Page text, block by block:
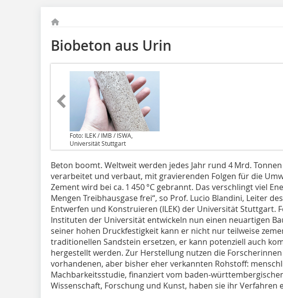
Biobeton aus Urin
Foto: ILEK / IMB / ISWA,
Universität Stuttgart
Beton boomt. Weltweit werden jedes Jahr rund 4 Mrd.
verarbeitet und verbaut, mit gravierenden Folgen für die
Zement wird bei ca. 1 450 °C gebrannt. Das verschlingt viel
Mengen Treibhausgase frei“, so Prof. Lucio Blandini, Leiter
Ent­werfen und Konstruieren (ILEK) der Universität Stuttgart.
Instituten der Universität entwickeln nun einen neuartigen
seiner hohen Druckfestigkeit kann er nicht nur teilweise
traditionellen Sandstein ersetzen, er kann potenziell auch
hergestellt werden. Zur Herstellung nutzen die
vorhandenen, aber bisher eher verkannten Rohstoff:
Machbarkeitsstudie, finanziert vom baden-
Wissenschaft, Forschung und Kunst, haben sie ihr Verfahren